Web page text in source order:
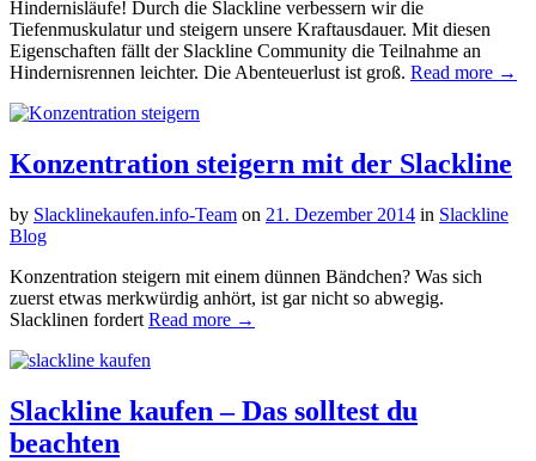
Hindernisläufe! Durch die Slackline verbessern wir die
Tiefenmuskulatur und steigern unsere Kraftausdauer. Mit diesen
Eigenschaften fällt der Slackline Community die Teilnahme an
Hindernisrennen leichter. Die Abenteuerlust ist groß. Read more →
Konzentration steigern mit der Slackline
by Slacklinekaufen.info-Team on 21. Dezember 2014 in Slackline
Blog
Konzentration steigern mit einem dünnen Bändchen? Was sich
zuerst etwas merkwürdig anhört, ist gar nicht so abwegig.
Slacklinen fordert Read more →
Slackline kaufen – Das solltest du
beachten